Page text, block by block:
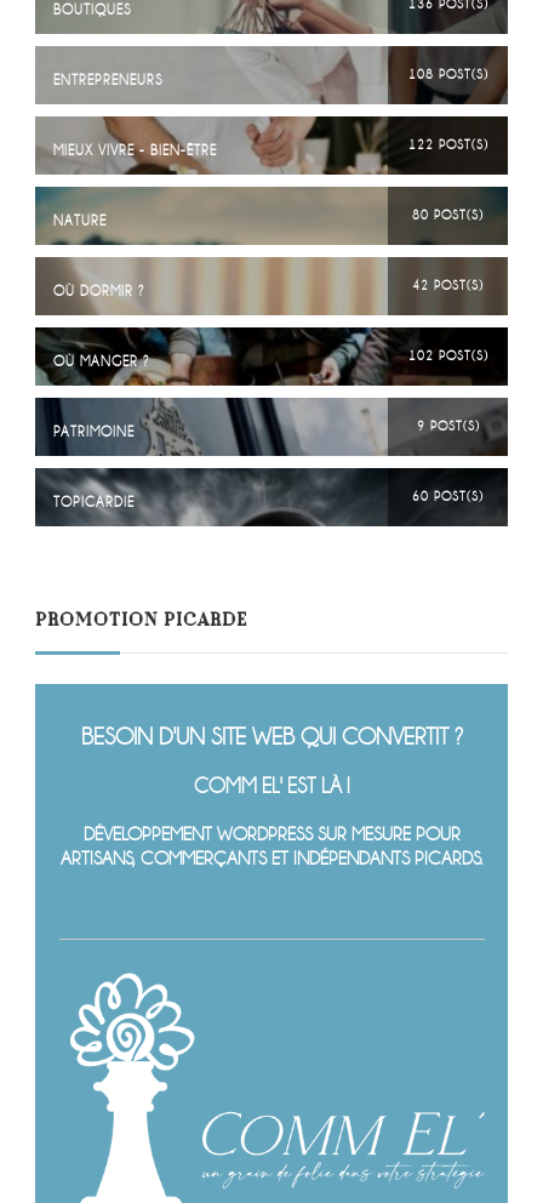
BOUTIQUES 136 POST(S)
ENTREPRENEURS 108 POST(S)
MIEUX VIVRE - BIEN-ÊTRE 122 POST(S)
NATURE 80 POST(S)
OÙ DORMIR ? 42 POST(S)
OÙ MANGER ? 102 POST(S)
PATRIMOINE 9 POST(S)
TOPICARDIE 60 POST(S)
PROMOTION PICARDE
BESOIN D'UN SITE WEB QUI CONVERTIT ?
COMM EL' EST LÀ !
DÉVELOPPEMENT WORDPRESS SUR MESURE POUR
ARTISANS, COMMERÇANTS ET INDÉPENDANTS PICARDS.